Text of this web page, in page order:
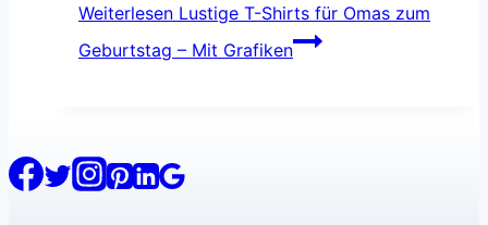
Weiterlesen Lustige T-Shirts für Omas zum
Geburtstag – Mit Grafiken